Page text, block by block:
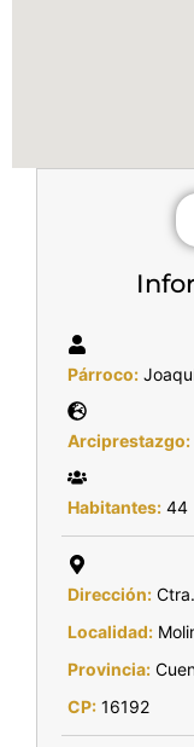
Párroco:
Arciprestazgo:
Habitantes: 44
Dirección:
Localidad:
Provincia:
CP: 16192